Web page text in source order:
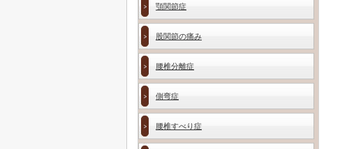
顎関節症
股関節の痛み
腰椎分離症
側弯症
腰椎すべり症